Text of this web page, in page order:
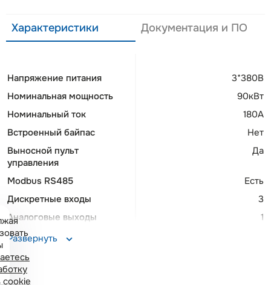
Характеристики Документация и ПО
Напряжение питания
3*380В
Номинальная мощность
90кВт
Номинальный ток
180А
Встроенный байпас
Нет
Выносной пульт
управления
Да
Modbus RS485
Есть
Дискретные входы
3
Аналоговые выходы
1
Программируемые
релейные выходы
Монтаж на DIN-рейку
Развернуть
cookie